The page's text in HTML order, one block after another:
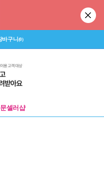
바구니(0)
셀러샵